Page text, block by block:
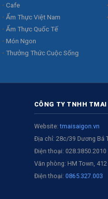
Cafe
Ẩm Thực Việt Nam
Ẩm Thực Quốc Tế
Món Ngon
Thưởng Thức Cuộc Sống
CÔNG TY TNHH
Website:tmaisaigon.vn
Địa chỉ: 28c/39 Dương Bá
Điện thoại: 028.3850.2010
Văn phòng: HM Town,
Điện thoại: 0865.327.003